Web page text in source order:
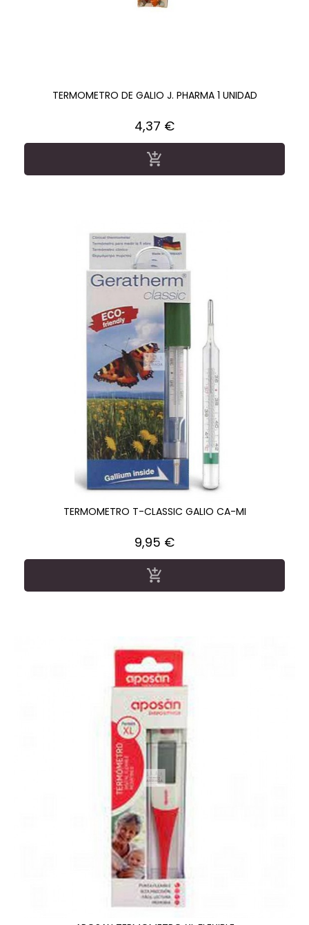
TERMOMETRO DE GALIO J. PHARMA 1 UNIDAD
Precio
4,37 €

TERMOMETRO T-CLASSIC GALIO CA-MI
Precio
9,95 €
